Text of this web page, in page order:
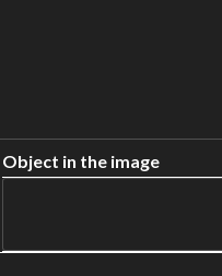
Object in the image